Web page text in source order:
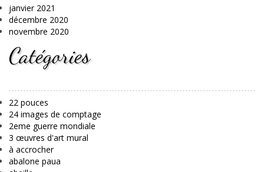
janvier 2021
décembre 2020
novembre 2020
Catégories
22 pouces
24 images de comptage
2eme guerre mondiale
3 œuvres d'art mural
à accrocher
abalone paua